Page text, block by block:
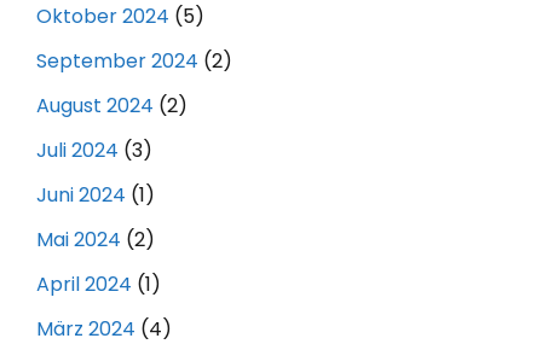
Oktober 2024 (5)
September 2024 (2)
August 2024 (2)
Juli 2024 (3)
Juni 2024 (1)
Mai 2024 (2)
April 2024 (1)
März 2024 (4)